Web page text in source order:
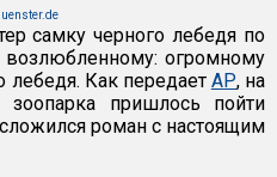
самку черного лебедя по
огромному
лебедя. Как передает АР, на
пришлось пойти
роман с настоящим